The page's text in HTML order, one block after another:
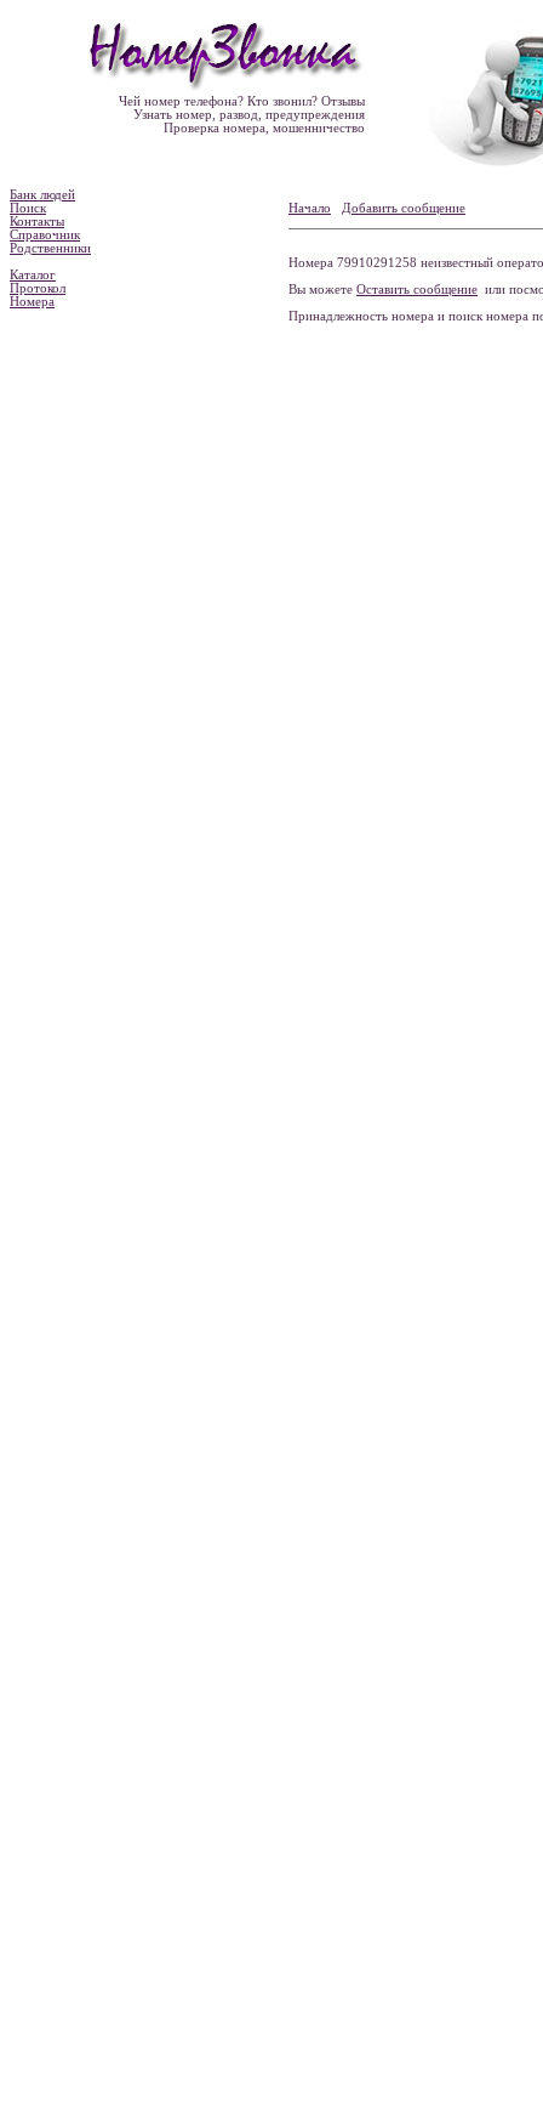
Чей номер телефона? Кто звонил? Отзывы
Узнать номер, развод, предупреждения
Проверка номера, мошенничество
Банк людей
Поиск
Контакты
Справочник
Родственники
Каталог
Протокол
Номера
Начало Добавить сообщение
Номера 79910291258 неизвестный
Вы можете Оставить сообщение или
Принадлежность номера и поиск номера